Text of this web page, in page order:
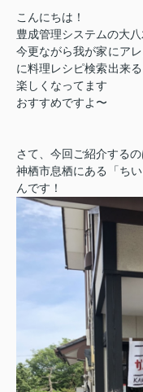
こんにちは！
豊成管理システムの大八
今更ながら我が家にア
に料理レシピ検索出来
楽しくなってます
おすすめですよ〜
さて、今回ご紹介する
神栖市息栖にある「ち
んです！